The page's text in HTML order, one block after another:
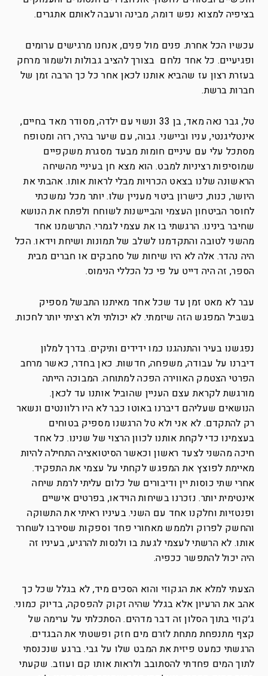
בציפיה למצוא נפש דומה, מבינה ורעבה לאותם אתגרים.
עכשיו הכל אחרת. פנים מול פנים, אנחנו מרגישים ערומים
ופגיעיים. כל אחד נלחם בצורך להציב גבולות ולשמור מרחק
בעזרת רצון עז שהביא אותנו לכאן אחר כל כך הרבה זמן של
חברות ברשת.
טל, גבר נאה מאד, בן 33 ונשוי עם ילדה, מסודר מאד בחיים,
אינטליגנטי, עניו וביישני. גבוה, עם שיער בהיר, רזה ומטופח
מסתכל עלי עם עיניים חומות מבעד מסגרת משקפיים
שמוסיפות רציניות למבט. הוא מצא חן בעיניי מהשיחה
הראשונה שלנו בצאט הכרויות מבלי לראות אותו. אהבתי את
היושר, כנות, כישרון ביטוי מעניין שלו. יותר מכל נמשכתי
לחוסר הביטחון העצמי והביישנות לשוחח ולפתח את הנושא
שחיבר בינינו. הרגשתי בו את עצמי לגמרי. התרשמנו אחד
מהשני לטובה והתקדמנו לשלב של תמונות ושיחת וידאו. הכל
היה נהדר. אלה לא היו שיחות של סחבקים או חברים מבית
הספר, זה היה דייט על פי כל הכללי הנימוס.
עבר לא מאט זמן עד שכל אחד מאיתנו התבשל מספיק
בשביל המפגש הזה שיזמתי. לא יכולתי ולא רציתי יותר לחכות.
נפגשנו בעיר והתנהגנו כמו ידידים ותיקים. בדרך למלון
דיברנו על עבודה, משפחה, חדשות. כאן בחדר, כאשר מרחב
הפרטי הצטמק האווירה הפכה למתוחה. המבוכה הייתה
מורגשת לקראת עצם העניין שהוביל אותנו עד לכאן.
הנושאים שעליהם דיברנו באוטו כבר לא היו רלוונטים ונשאר
רק להתקדם. לא אני ולא טל הרגשנו מספיק בטוחים
בעצמינו כדי לקחת אותנו לכוון הרצוי של שנינו. כל אחד
חיכה מהשני לצעד ראשון וכאשר הסיטואציה התחילה להיות
מאיימת לפוצץ את המפגש לקחתי על עצמי את התפקיד.
אחרי שתי כוסות יין ודיבורים של כלום עליתי לרמת שיחה
אינטימית יותר. נזכרנו בשיחות הוידאו, בפרטים אישיים
ופנטזיות וחלקנו אחד עם השני. בעיניו ראיתי את התשוקה
והחשק לפרוק ולממש מאחורי פחד וספקות שסירבו לשחרר
אותו. לא הרשתי לעצמי לגעת בו ולנסות להרגיע, בעיניו זה
היה יכול להתפשר ככפיה.
הצעתי למלא את הגקוזי והוא הסכים מיד, לא בגלל שכל כך
אהב את הרעיון אלא בגלל שהיה זקוק להפסקה, בדיוק כמוני.
ג׳קוזי בתוך הסלון זה דבר מדהים. הסתכלתי על ערימה של
קצף מתנפחת מתחת לזרם מים חזק ופשטתי את הבגדים.
הרגשתי כמעט פיזית את המבט שלו על גבי. ברגע שנכנסתי
לתוך המים פחדתי להסתובב ולראות אותו קם ועוזב. שקעתי